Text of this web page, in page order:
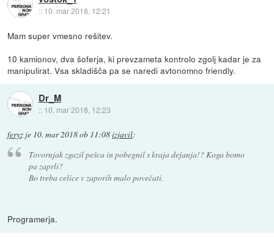
:: 10. mar 2018, 12:21
Mam super vmesno rešitev.
10 kamionov, dva šoferja, ki prevzameta kontrolo zgolj kadar je za
manipulirat. Vsa skladišča pa se naredi avtonomno friendly.
Dr_M
:: 10. mar 2018, 12:23
feryz je 10. mar 2018 ob 11:08izjavil:
Tovornjak zgazil pešca in pobegnil s kraja dejanja!? Koga bomo
pa zaprli?
Bo treba celice v zaporih malo povečati.
Programerja.